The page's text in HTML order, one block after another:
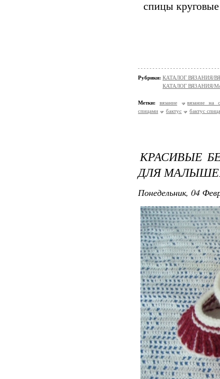
спицы
Рубрики: КАТАЛОГ ВЯЗАНИЯ/
КАТАЛОГ ВЯЗАНИЯ/
Метки: вязание
вязание на
спицами
бактус бактус
КРАСИВЫЕ
ДЛЯ
Понедельник, 04